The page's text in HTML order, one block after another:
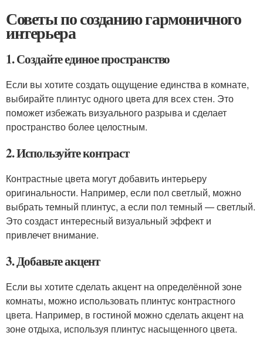
Советы по созданию гармоничного
интерьера
1. Создайте единое пространство
Если вы хотите создать ощущение единства в комнате,
выбирайте плинтус одного цвета для всех стен. Это
поможет избежать визуального разрыва и сделает
пространство более целостным.
2. Используйте контраст
Контрастные цвета могут добавить интерьеру
оригинальности. Например, если пол светлый, можно
выбрать темный плинтус, а если пол темный — светлый.
Это создаст интересный визуальный эффект и
привлечет внимание.
3. Добавьте акцент
Если вы хотите сделать акцент на определённой зоне
комнаты, можно использовать плинтус контрастного
цвета. Например, в гостиной можно сделать акцент на
зоне отдыха, используя плинтус насыщенного цвета.